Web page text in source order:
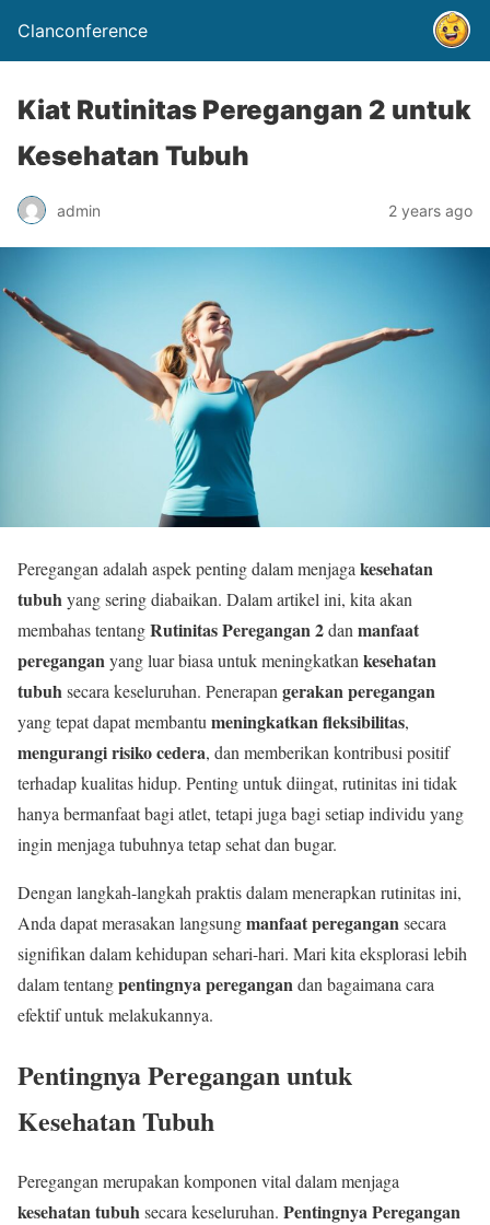
Clanconference
Kiat Rutinitas Peregangan 2 untuk
Kesehatan Tubuh
admin 2 years ago
Peregangan adalah aspek penting dalam menjaga kesehatan
tubuhyang sering diabaikan. Dalam artikel ini, kita akan
membahas tentangRutinitas Peregangan 2dan manfaat
pereganganyang luar biasa untuk meningkatkan kesehatan
tubuhsecara keseluruhan. Penerapan gerakan peregangan
yang tepat dapat membantu meningkatkan fleksibilitas,
mengurangi risiko cedera, dan memberikan kontribusi positif
terhadap kualitas hidup. Penting untuk diingat, rutinitas ini tidak
hanya bermanfaat bagi atlet, tetapi juga bagi setiap individu yang
ingin menjaga tubuhnya tetap sehat dan bugar.
Dengan langkah-langkah praktis dalam menerapkan rutinitas ini,
Anda dapat merasakan langsungmanfaat peregangansecara
signifikan dalam kehidupan sehari-hari. Mari kita eksplorasi lebih
dalam tentangpentingnya peregangandan bagaimana cara
efektif untuk melakukannya.
Pentingnya Peregangan untuk
Kesehatan Tubuh
Peregangan merupakan komponen vital dalam menjaga
kesehatan tubuhsecara keseluruhan. Pentingnya Peregangan